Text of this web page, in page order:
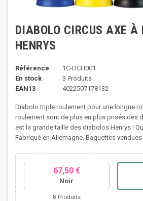
DIABOLO CIRCUS AXE À
HENRYS
Référence
1C-DCH001
En stock
3 Produits
EAN13
4022507178132
Diabolo triple roulement pour une longue
roulement sont de plus en plus prisés des
est la grande taille des diabolos Henrys !
Fabriqué en Allemagne. Baguettes
67,50 €
Noir
8 Produits